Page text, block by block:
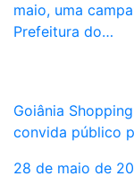
maio, uma
Prefeitura do…
Goiânia
convida público
28 de maio de